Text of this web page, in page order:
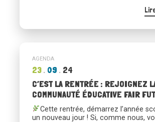
établissement éducatif, rejoignez
renforcer l’impact de vos actions de
acteur·rices éducatif·ves d’aborder
AGENDA
23 09
24
C’EST LA RENTRÉE : REJOIGNEZ
COMMUNAUTÉ ÉDUCATIVE FAIR
Cette rentrée, démarrez l’année
un nouveau jour ! Si, comme nous,